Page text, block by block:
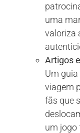
uma
valoriza
Artigos
Um guia
viagem
fãs que
um jogo